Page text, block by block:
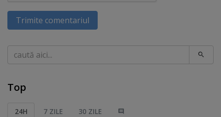
Trimite comentariul
Caută
Top
24H 7 ZILE 30 ZILE